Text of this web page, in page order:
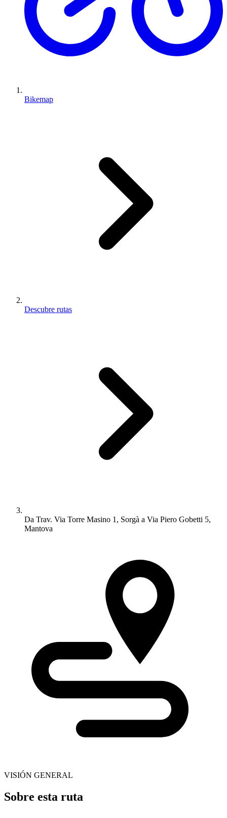
Bikemap
Descubre rutas
Da Trav. Via Torre Masino 1, Sorgà a Via Piero Gobetti 5,
Mantova
VISIÓN GENERAL
Sobre esta ruta